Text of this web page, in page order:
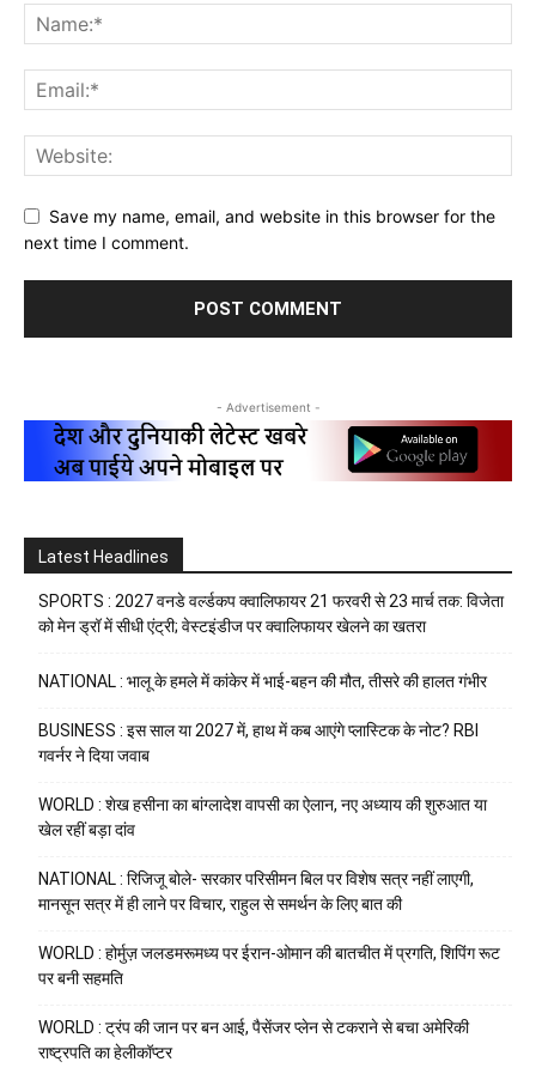
Save my name, email, and website in this browser for the
next time I comment.
- Advertisement -
Latest Headlines
SPORTS : 2027 वनडे वर्ल्डकप क्वालिफायर 21 फरवरी से 23 मार्च तक: विजेता
को मेन ड्रॉ में सीधी एंट्री; वेस्टइंडीज पर क्वालिफायर खेलने का खतरा
NATIONAL : भालू के हमले में कांकेर में भाई-बहन की मौत, तीसरे की हालत गंभीर
BUSINESS : इस साल या 2027 में, हाथ में कब आएंगे प्लास्टिक के नोट? RBI
गवर्नर ने दिया जवाब
WORLD : शेख हसीना का बांग्लादेश वापसी का ऐलान, नए अध्याय की शुरुआत या
खेल रहीं बड़ा दांव
NATIONAL : रिजिजू बोले- सरकार परिसीमन बिल पर विशेष सत्र नहीं लाएगी,
मानसून सत्र में ही लाने पर विचार, राहुल से समर्थन के लिए बात की
WORLD : होर्मुज़ जलडमरूमध्य पर ईरान-ओमान की बातचीत में प्रगति, शिपिंग रूट
पर बनी सहमति
WORLD : ट्रंप की जान पर बन आई, पैसेंजर प्लेन से टकराने से बचा अमेरिकी
राष्ट्रपति का हेलीकॉप्टर